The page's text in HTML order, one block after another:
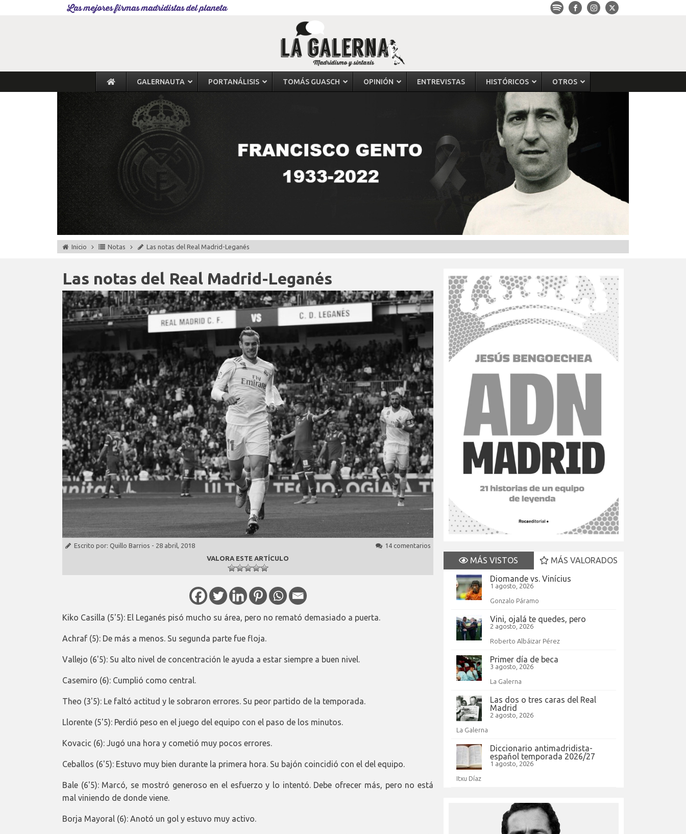
Las mejores firmas madridistas del planeta
GALERNAUTA PORTANÁLISIS TOMÁS GUASCH OPINIÓN ENTREVISTAS HISTÓRICOS OTROS
Inicio Notas Las notas del Real Madrid-Leganés
Las notas del Real Madrid-Leganés
Escrito por: Quillo Barrios - 28 abril, 2018
14 comentarios
VALORA ESTE ARTÍCULO
Kiko Casilla (5'5): El Leganés pisó mucho su área, pero no remató demasiado a puerta.
Achraf (5): De más a menos. Su segunda parte fue floja.
Vallejo (6'5): Su alto nivel de concentración le ayuda a estar siempre a buen nivel.
Casemiro (6): Cumplió como central.
Theo (3'5): Le faltó actitud y le sobraron errores. Su peor partido de la temporada.
Llorente (5'5): Perdió peso en el juego del equipo con el paso de los minutos.
Kovacic (6): Jugó una hora y cometió muy pocos errores.
Ceballos (6'5): Estuvo muy bien durante la primera hora. Su bajón coincidió con el del equipo.
Bale (6'5): Marcó, se mostró generoso en el esfuerzo y lo intentó. Debe ofrecer más, pero no está
mal viniendo de donde viene.
Borja Mayoral (6): Anotó un gol y estuvo muy activo.
MÁS VISTOS
MÁS VALORADOS
Diomande vs. Vinícius
1 agosto, 2026
Gonzalo Páramo
Vini, ojalá te quedes, pero
2 agosto, 2026
Roberto Albáizar Pérez
Primer día de beca
3 agosto, 2026
La Galerna
Las dos o tres caras del Real
Madrid
2 agosto, 2026
La Galerna
Diccionario antimadridista-
español temporada 2026/27
1 agosto, 2026
Itxu Díaz